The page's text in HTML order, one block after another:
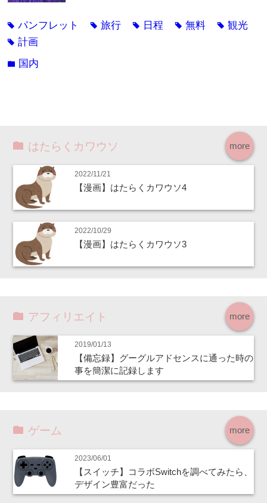
tagパンフレット tag旅行 tag 日程 tag無料 tag観光
tag計画
folder 国内
more
はたらくカワウソ
2022/11/21
【漫画】はたらくカワウソ4
2022/10/29
【漫画】はたらくカワウソ3
more
アフィリエイト
2019/01/13
【備忘録】グーグルアドセンスに通った時の
事を簡潔に記録します
more
ゲーム
2023/06/01
【スイッチ】コラボSwitchを調べてみたら、
デザイン豊富だった